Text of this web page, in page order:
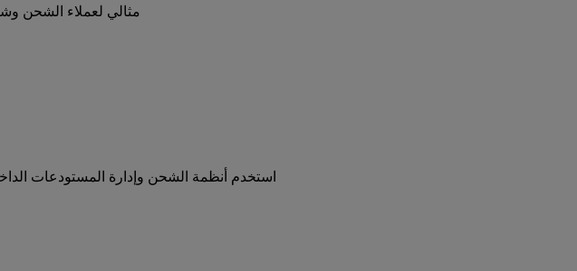
مثالي لعملاء الشحن
استخدم أنظمة الشحن وإدارة المستودعات